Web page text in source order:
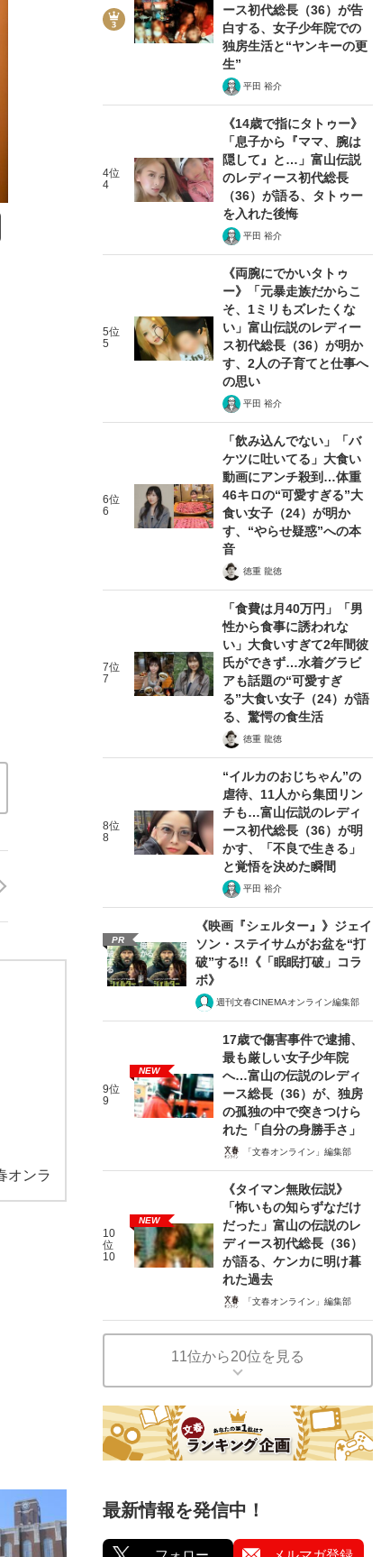
オンラ
ース初代総長（36）が告
白する、女子少年院での
独房生活と“ヤンキーの更
生”
平田 裕介
4位
4
《14歳で指にタトゥー》
「息子から『ママ、腕は
隠して』と…」富山伝説
のレディース初代総長
（36）が語る、タトゥー
を入れた後悔
平田 裕介
5位
5
《両腕にでかいタトゥ
ー》「元暴走族だからこ
そ、1ミリもズレたくな
い」富山伝説のレディー
ス初代総長（36）が明か
す、2人の子育てと仕事へ
の思い
平田 裕介
6位
6
「飲み込んでない」「バ
ケツに吐いてる」大食い
動画にアンチ殺到…体重
46キロの“可愛すぎる”大
食い女子（24）が明か
す、“やらせ疑惑”への本
音
徳重 龍徳
7位
7
「食費は月40万円」「男
性から食事に誘われな
い」大食いすぎて2年間彼
氏ができず…水着グラビ
アも話題の“可愛すぎ
る”大食い女子（24）が語
る、驚愕の食生活
徳重 龍徳
8位
8
“イルカのおじちゃん”の
虐待、11人から集団リン
チも…富山伝説のレディ
ース初代総長（36）が明
かす、「不良で生きる」
と覚悟を決めた瞬間
平田 裕介
PR
《映画『シェルター』》ジェイ
ソン・ステイサムがお盆を“打
破”する!!《「眠眠打破」コラ
ボ》
週刊文春CINEMAオンライン編集部
9位
9
NEW
17歳で傷害事件で逮捕、
最も厳しい女子少年院
へ…富山の伝説のレディ
ース総長（36）が、独房
の孤独の中で突きつけら
れた「自分の身勝手さ」
「文春オンライン」編集部
10
位
10
NEW
《タイマン無敗伝説》
「怖いもの知らずなだけ
だった」富山の伝説のレ
ディース初代総長（36）
が語る、ケンカに明け暮
れた過去
「文春オンライン」編集部
11位から20位を見る
最新情報を発信中！